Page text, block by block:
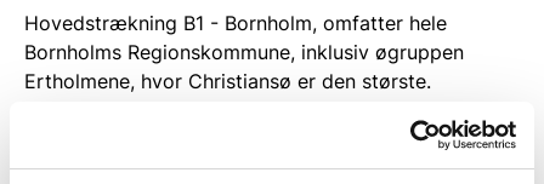
Hovedstrækning B1 - Bornholm, omfatter hele
Bornholms Regionskommune, inklusiv øgruppen
Ertholmene, hvor Christiansø er den største.
Hovedstrækningen består dels af sand- og
morænekyster på øens sydlige del, dels af store dele